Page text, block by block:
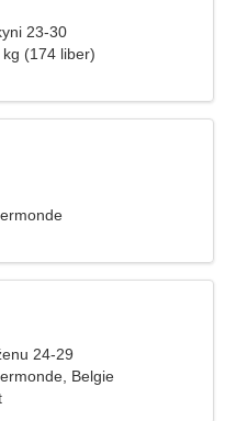
23-30
(174 liber)
24-29
Belgie